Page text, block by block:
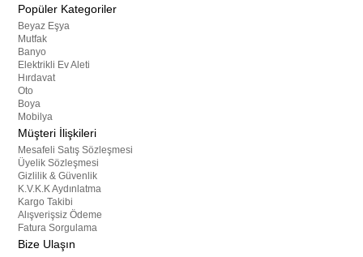
Popüler Kategoriler
Beyaz Eşya
Mutfak
Banyo
Elektrikli Ev Aleti
Hırdavat
Oto
Boya
Mobilya
Müşteri İlişkileri
Mesafeli Satış Sözleşmesi
Üyelik Sözleşmesi
Gizlilik & Güvenlik
K.V.K.K Aydınlatma
Kargo Takibi
Alışverişsiz Ödeme
Fatura Sorgulama
Bize Ulaşın